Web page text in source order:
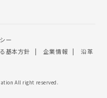
ー
基本方針
企業情報
沿革
All right reserved.